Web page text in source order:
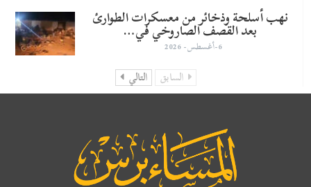
نهب أسلحة وذخائر من معسكرات الطوارئ
بعد القصف الصاروخي في…
6-أغسطس- 2026
السابق التالي